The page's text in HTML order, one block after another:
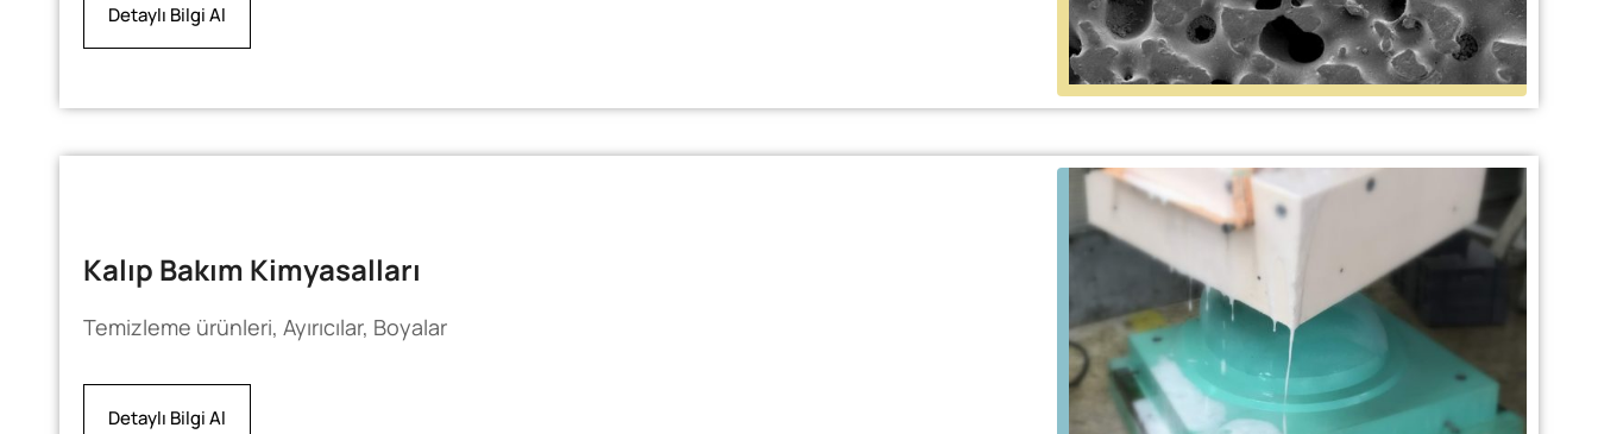
Detaylı Bilgi Al
Kalıp Bakım Kimyasalları
Temizleme ürünleri, Ayırıcılar, Boyalar
Detaylı Bilgi Al